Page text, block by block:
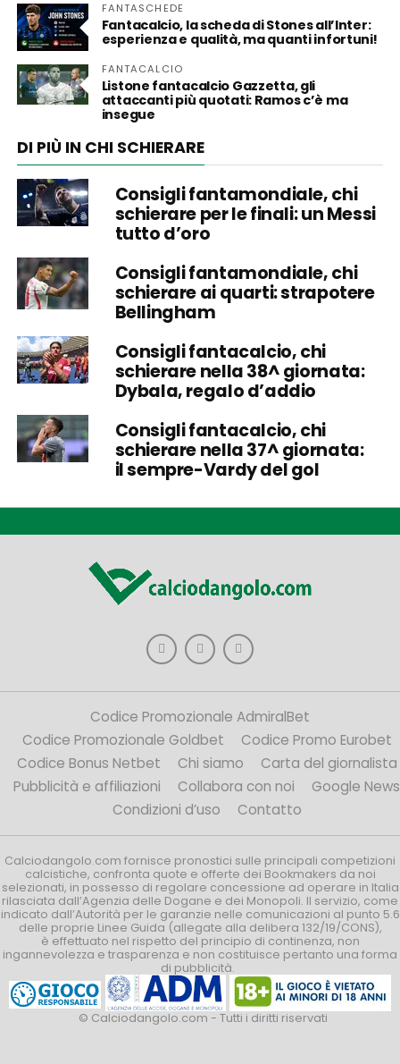
FANTASCHEDE
Fantacalcio, la scheda di Stones all’Inter:
esperienza e qualità, ma quanti infortuni!
FANTACALCIO
Listone fantacalcio Gazzetta, gli
attaccanti più quotati: Ramos c’è ma
insegue
DI PIÙ IN CHI SCHIERARE
Consigli fantamondiale, chi
schierare per le finali: un Messi
tutto d’oro
Consigli fantamondiale, chi
schierare ai quarti: strapotere
Bellingham
Consigli fantacalcio, chi
schierare nella 38^ giornata:
Dybala, regalo d’addio
Consigli fantacalcio, chi
schierare nella 37^ giornata:
il sempre-Vardy del gol
Codice Promozionale AdmiralBet
Codice Promozionale Goldbet
Codice Promo Eurobet
Codice Bonus Netbet
Chi siamo
Carta del giornalista
Pubblicità e affiliazioni
Collabora con noi
Google News
Condizioni d’uso
Contatto
Calciodangolo.com fornisce pronostici sulle principali competizioni
calcistiche, confronta quote e offerte dei Bookmakers da noi
selezionati, in possesso di regolare concessione ad operare in Italia
rilasciata dall’Agenzia delle Dogane e dei Monopoli. Il servizio, come
indicato dall’Autorità per le garanzie nelle comunicazioni al punto 5.6
delle proprie Linee Guida (allegate alla delibera 132/19/CONS),
è effettuato nel rispetto del principio di continenza, non
ingannevolezza e trasparenza e non costituisce pertanto una forma
di pubblicità.
© Calciodangolo.com - Tutti i diritti riservati